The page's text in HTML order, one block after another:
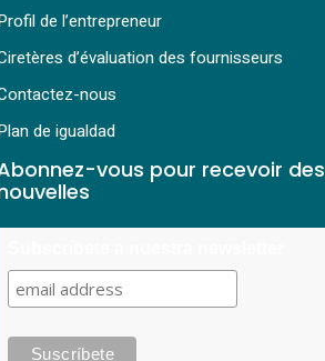
de l’entrepreneur
d’évaluation des fournisseurs
nous
de igualdad
vous pour recevoir des